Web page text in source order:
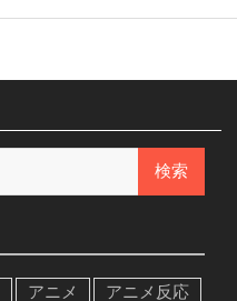
アニメ
アニメ反応